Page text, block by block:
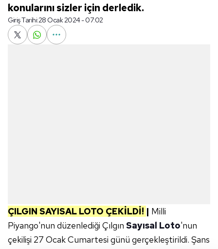
konularını sizler için derledik.
Giriş Tarihi:28 Ocak 2024 - 07:02
ÇILGIN SAYISAL LOTO ÇEKİLDİ! | Milli
Piyango'nun düzenlediği Çılgın Sayısal Loto'nun
çekilişi 27 Ocak Cumartesi günü gerçekleştirildi. Şans